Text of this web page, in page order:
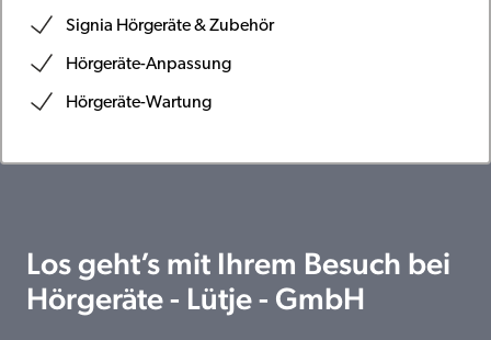
Signia Hörgeräte & Zubehör
Hörgeräte-Anpassung
Hörgeräte-Wartung
Los geht’s mit Ihrem Besuch bei
Hörgeräte - Lütje - GmbH